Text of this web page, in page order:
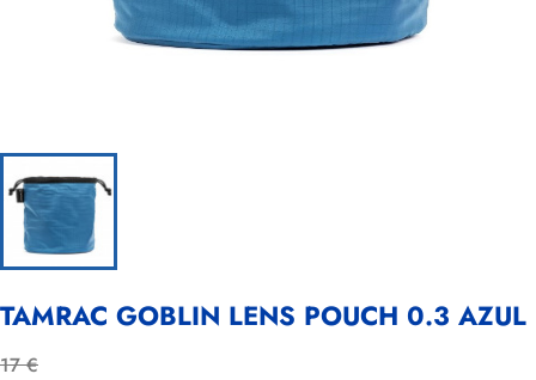
TAMRAC GOBLIN LENS POUCH 0.3 AZUL
17 €